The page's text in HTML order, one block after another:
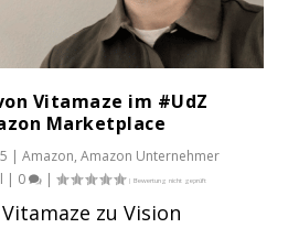
Vitamaze im #UdZ
Marketplace
|Amazon,Amazon Unternehmer
| 0 |
zu Vision